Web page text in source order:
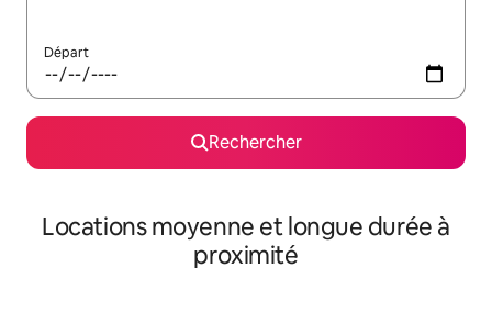
Départ
Rechercher
Locations moyenne et longue durée à
proximité